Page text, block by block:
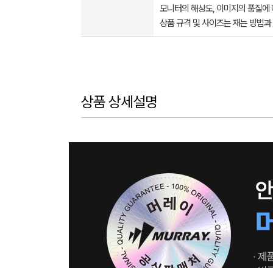
모니터의 해상도, 이미지의 품질
상품 규격 및 사이즈는 재는 방법
상품 상세설명